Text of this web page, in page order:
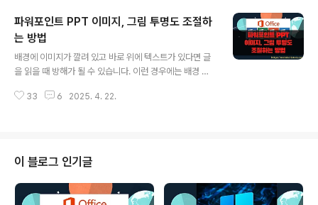
용할 수 있습니다. ▼ 먼저 차트를 선택합니다. 그리고 [오
른쪽 마우스] > [복사] 메뉴나 [Ctrl + C] 단축키를 눌러
복사합니다. ▼ 붙여 넣을 곳으로 가서 오른쪽 마우스를 눌
러 보세요. 바로 Ctrl + V 누르면 이미지 복사가 되지 않습
타납니다. 오른쪽 이미지 모양의 아이콘이 이미지 복사 메
파워포인트 PPT 이미지, 그림 투명도 조절하
는 방법
배경에 이미지가 깔려 있고 바로 위에 텍스트가 있다면 글
을 읽을 때 방해가 될 수 있습니다. 이런 경우에는 배경 이
조절해서 희미하게 만들면 글이 선명하게 보이기 때문에
비치면서 흐릿하게 보이는 방식입니다. ◎ 배경 이미지 투
명도 조절하기 ▼ 먼저 PPT 슬라이드의 배경에 들어간 이
미지의 투명도를 조절하는 방법입니다. 슬라이드 배경에
이미지를 추가하기 위해 오른쪽 마우스를 눌러 배경 서식
33 6 2025. 4. 22.
이 블로그 인기글